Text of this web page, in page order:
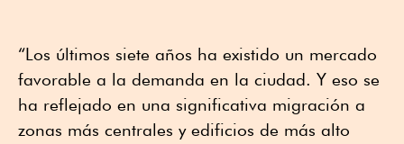
“Los últimos siete años ha existido un mercado
favorable a la demanda en la ciudad. Y eso se
ha reflejado en una significativa migración a
zonas más centrales y edificios de más alto